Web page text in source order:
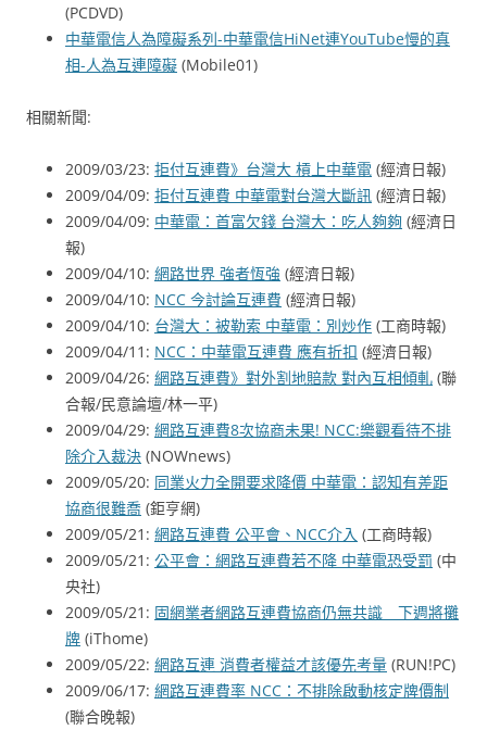
(PCDVD)
中華電信人為障礙系列-中華電信HiNet連YouTube慢的真
相-人為互連障礙 (Mobile01)
相關新聞:
2009/03/23: 拒付互連費》台灣大 槓上中華電 (經濟日報)
2009/04/09: 拒付互連費 中華電對台灣大斷訊 (經濟日報)
2009/04/09: 中華電：首富欠錢 台灣大：吃人夠夠 (經濟日
報)
2009/04/10: 網路世界 強者恆強 (經濟日報)
2009/04/10: NCC 今討論互連費 (經濟日報)
2009/04/10: 台灣大：被勒索 中華電：別炒作 (工商時報)
2009/04/11: NCC：中華電互連費 應有折扣 (經濟日報)
2009/04/26: 網路互連費》對外割地賠款 對內互相傾軋 (聯
合報/民意論壇/林一平)
2009/04/29: 網路互連費8次協商未果! NCC:樂觀看待不排
除介入裁決 (NOWnews)
2009/05/20: 同業火力全開要求降價 中華電：認知有差距
協商很難喬 (鉅亨網)
2009/05/21: 網路互連費 公平會、NCC介入 (工商時報)
2009/05/21: 公平會：網路互連費若不降 中華電恐受罰 (中
央社)
2009/05/21: 固網業者網路互連費協商仍無共識 下週將攤
牌 (iThome)
2009/05/22: 網路互連 消費者權益才該優先考量 (RUN!PC)
2009/06/17: 網路互連費率 NCC：不排除啟動核定牌價制
(聯合晚報)